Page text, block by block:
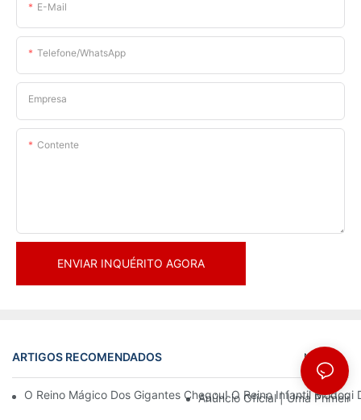
E-Mail
Telefone/WhatsApp
Empresa
Contente
ENVIAR INQUÉRITO AGORA
ARTIGOS RECOMENDADOS Notícias
O Reino Mágico Dos Gigantes Chegou! O Reino Infantil
Anúncio Oficial | Uma